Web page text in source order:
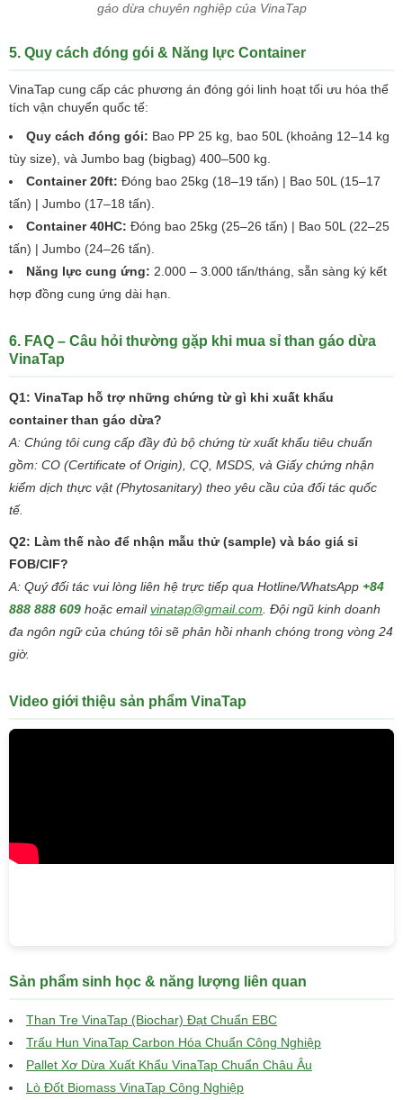
gáo dừa chuyên nghiệp của VinaTap
5. Quy cách đóng gói & Năng lực Container
VinaTap cung cấp các phương án đóng gói linh hoạt tối ưu hóa thể
tích vận chuyển quốc tế:
Quy cách đóng gói: Bao PP 25 kg, bao 50L (khoảng 12–14 kg
tùy size), và Jumbo bag (bigbag) 400–500 kg.
Container 20ft: Đóng bao 25kg (18–19 tấn) | Bao 50L (15–17
tấn) | Jumbo (17–18 tấn).
Container 40HC: Đóng bao 25kg (25–26 tấn) | Bao 50L (22–25
tấn) | Jumbo (24–26 tấn).
Năng lực cung ứng: 2.000 – 3.000 tấn/tháng, sẵn sàng ký kết
hợp đồng cung ứng dài hạn.
6. FAQ – Câu hỏi thường gặp khi mua sỉ than gáo dừa
VinaTap
Q1: VinaTap hỗ trợ những chứng từ gì khi xuất khẩu
container than gáo dừa?
A: Chúng tôi cung cấp đầy đủ bộ chứng từ xuất khẩu tiêu chuẩn
gồm: CO (Certificate of Origin), CQ, MSDS, và Giấy chứng nhận
kiểm dịch thực vật (Phytosanitary) theo yêu cầu của đối tác quốc
tế.
Q2: Làm thế nào để nhận mẫu thử (sample) và báo giá sỉ
FOB/CIF?
A: Quý đối tác vui lòng liên hệ trực tiếp qua Hotline/WhatsApp +84
888 888 609 hoặc emailvinatap@gmail.com . Đội ngũ kinh doanh
đa ngôn ngữ của chúng tôi sẽ phản hồi nhanh chóng trong vòng 24
giờ.
Video giới thiệu sản phẩm VinaTap
Sản phẩm sinh học & năng lượng liên quan
Than Tre VinaTap (Biochar) Đạt Chuẩn EBC
Trấu Hun VinaTap Carbon Hóa Chuẩn Công Nghiệp
Pallet Xơ Dừa Xuất Khẩu VinaTap Chuẩn Châu Âu
Lò Đốt Biomass VinaTap Công Nghiệp